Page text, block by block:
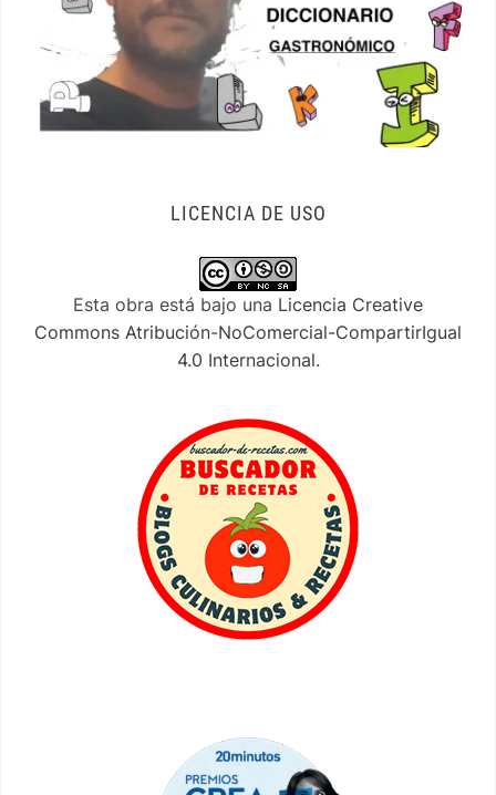
LICENCIA DE USO
Esta obra está bajo una Licencia Creative
Commons Atribución-NoComercial-CompartirIgual
4.0 Internacional.